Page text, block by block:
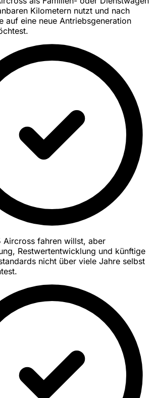
Kilometern nutzt und nach
auf eine neue Antriebsgeneration
Aircross fahren willst, aber
Restwertentwicklung und künftige
nicht über viele Jahre selbst